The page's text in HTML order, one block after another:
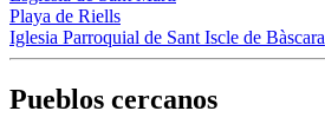
Playa de Riells
Iglesia Parroquial de Sant Iscle de Bàscara
Pueblos cercanos